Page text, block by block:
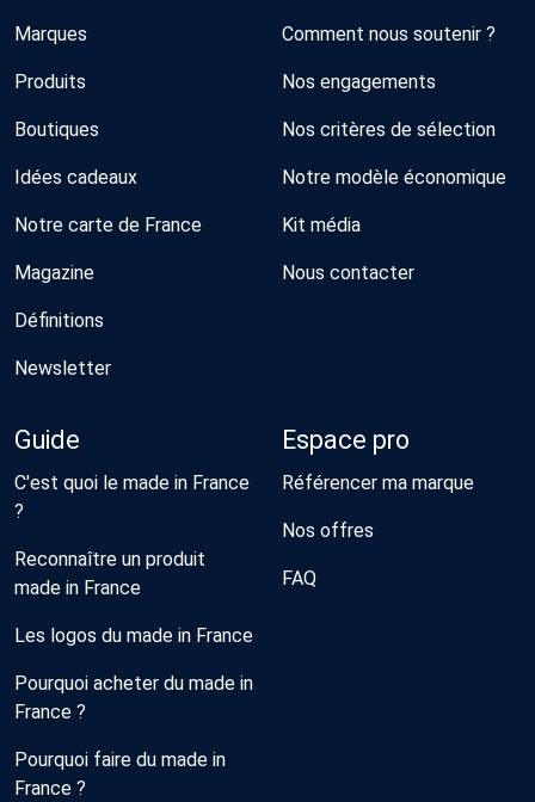
Marques
Produits
Boutiques
Idées cadeaux
Notre carte de France
Magazine
Définitions
Newsletter
Comment nous soutenir ?
Nos engagements
Nos critères de sélection
Notre modèle économique
Kit média
Nous contacter
Guide
C'est quoi le made in France
?
Reconnaître un produit
made in France
Les logos du made in France
Pourquoi acheter du made in
France ?
Pourquoi faire du made in
France ?
Espace pro
Référencer ma marque
Nos offres
FAQ